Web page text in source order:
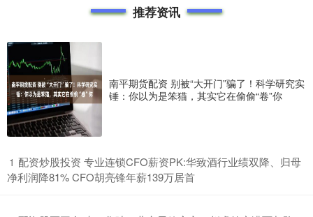
推荐资讯
南平期货配资 别被“大开门”骗了！科学研究实
锤：你以为是笨猫，其实它在偷偷“卷”你
1 ​配资炒股投资 专业连锁CFO薪资PK:华致酒行业绩双降、归母
净利润降81% CFO胡亮锋年薪139万居首